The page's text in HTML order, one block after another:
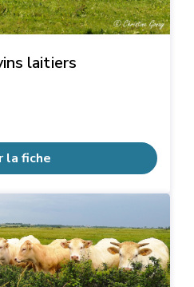
laitiers
la fiche